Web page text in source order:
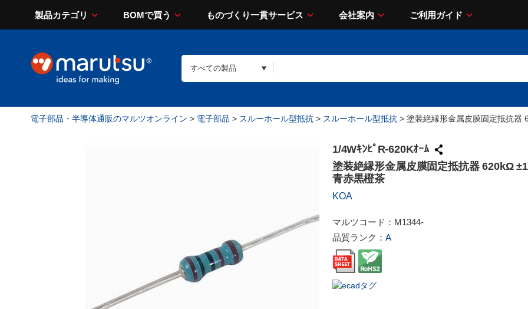
製品カテゴリ BOMで買う ものづくり一貫サービス 会社案内 ご利用ガイド
電子部品・半導体通販のマルツオンライン > 電子部品 > スルーホール型抵抗 > スルーホール型抵抗 > 塗装絶縁形金属皮膜固定抵抗器
1/4WｷﾝﾋﾟR-620Kｵｰﾑ
塗装絶縁形金属皮膜固定抵抗器 620kΩ
青赤黒橙茶
KOA
マルツコード： M1344-
品質ランク： A